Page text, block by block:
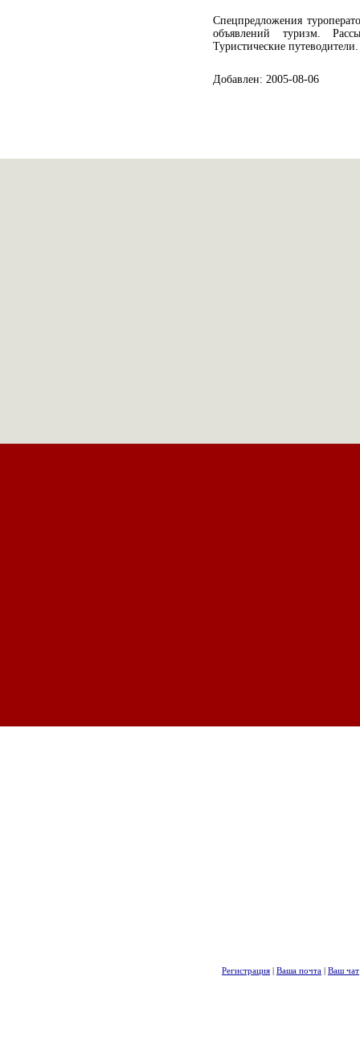
Спецпредложения
объявлений туризм.
Туристические путеводители.
Добавлен: 2005-08-06
Регистрация | Ваша почта | Ваш чат